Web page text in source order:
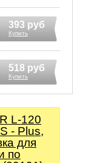
393 руб
Купить
518 руб
Купить
L-120
- Plus,
для
по